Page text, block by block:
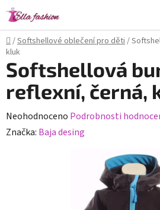
Přejít
na
obsah
Domů
/Softshellové oblečení pro děti/
kluk
Softshellová
reflexní, černá,
Průměrné
hodnocení
Neohodnoceno Podrobnosti
Značka: Baja desing